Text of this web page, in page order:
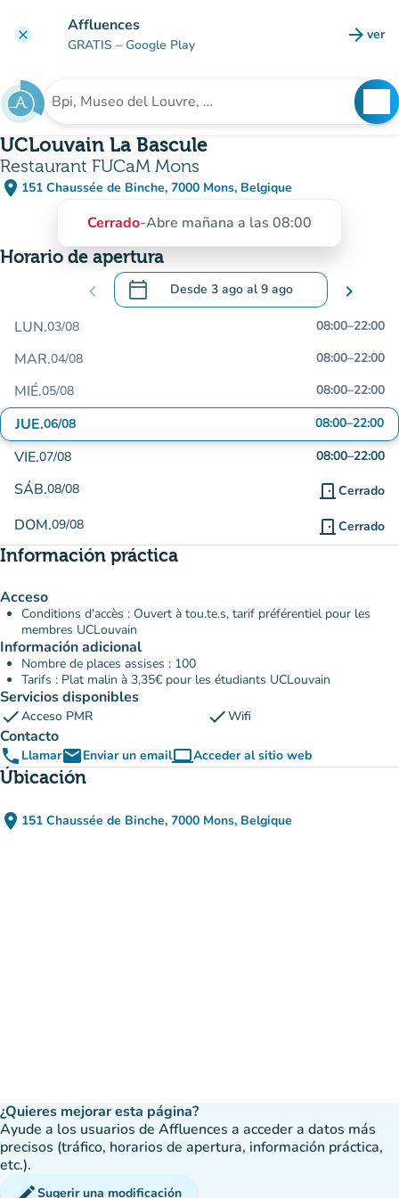
clear Affluences
GRATIS – Google Play arrow_forward ver
Buscar un establecimiento
UCLouvain La Bascule
Restaurant FUCaM Mons
place 151 Chaussée de Binche, 7000 Mons, Belgique
(abrir en Google Maps)
(nueva pestaña)
Cerrado-Abre mañana a las 08:00
Horario de apertura
chevron_left calendar_today Desde 3 ago al9 ago
.Abra el calendario para cambiar las
chevron_right
LUN.03/08 08:00–22:00
MAR.04/08 08:00–22:00
MIÉ.05/08 08:00–22:00
JUE.06/08 08:00–22:00
VIE.07/08 08:00–22:00
SÁB.08/08 door_front Cerrado
DOM.09/08 door_front Cerrado
Información práctica
Acceso
Conditions d'accès : Ouvert à tou.te.s, tarif préférentiel pour les
membres UCLouvain
Información adicional
Nombre de places assises : 100
Tarifs : Plat malin à 3,35€ pour les étudiants UCLouvain
Servicios disponibles
checkAcceso PMR checkWifi
Contacto
phone LlamaremailEnviar un emailcomputerAcceder al sitio web
(nueva pestaña)
Úbicación
place 151 Chaussée de Binche, 7000 Mons, Belgique
(abrir en Google Maps)
(nueva pestaña)
¿Quieres mejorar esta página?
Ayude a los usuarios de Affluences a acceder a datos más
precisos (tráfico, horarios de apertura, información práctica,
etc.).
editSugerir una modificación